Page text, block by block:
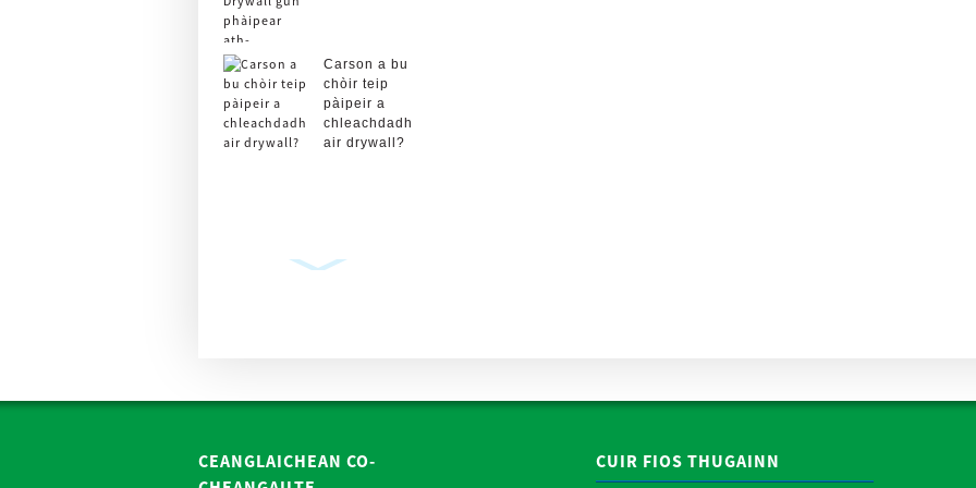
Carson a bu
chòir teip
pàipeir a
chleachdadh
air drywall?
Drywall-bhòrd
CEANGLAICHEAN CO-
CUIR FIOS THUGAINN